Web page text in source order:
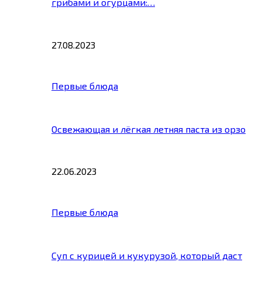
27.08.2023
Первые блюда
Освежающая и лёгкая летняя паста из орзо
22.06.2023
Первые блюда
Суп с курицей и кукурузой, который даст